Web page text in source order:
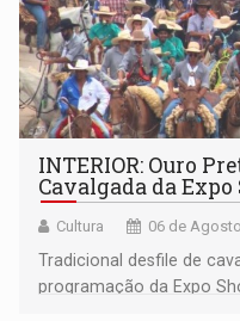
INTERIOR: Ouro
Cavalgada da
Cultura 06 de
Tradicional desfile de
programação da Expo